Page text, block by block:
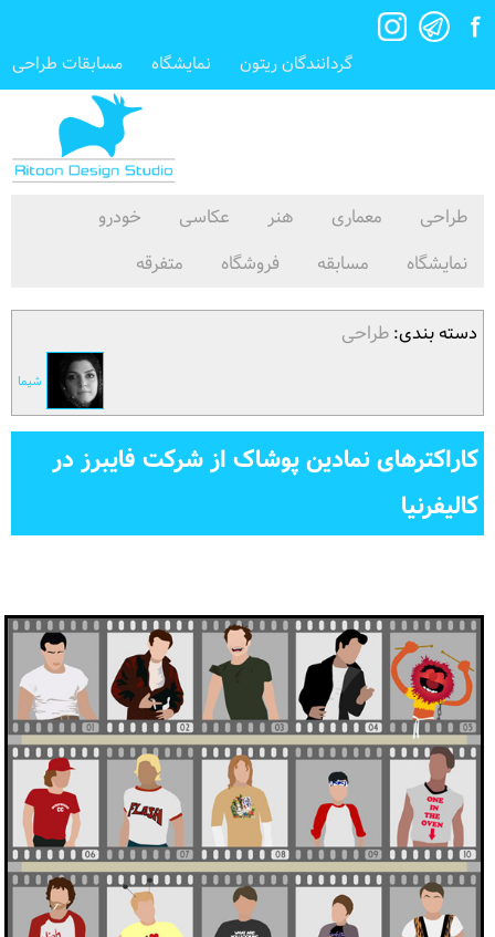
گردانندگان ریتون نمایشگاه مسابقات طراحی
طراحی معماری هنر عکاسی
خودرو
نمایشگاه
مسابقه فروشگاه متفرقه
دسته بندی:طراحی
شیما
کاراکترهای نمادین پوشاک از شرکت فایبرز در
کالیفرنیا